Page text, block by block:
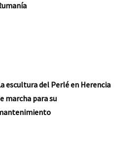
escultura del Perlé en Herencia
marcha para su